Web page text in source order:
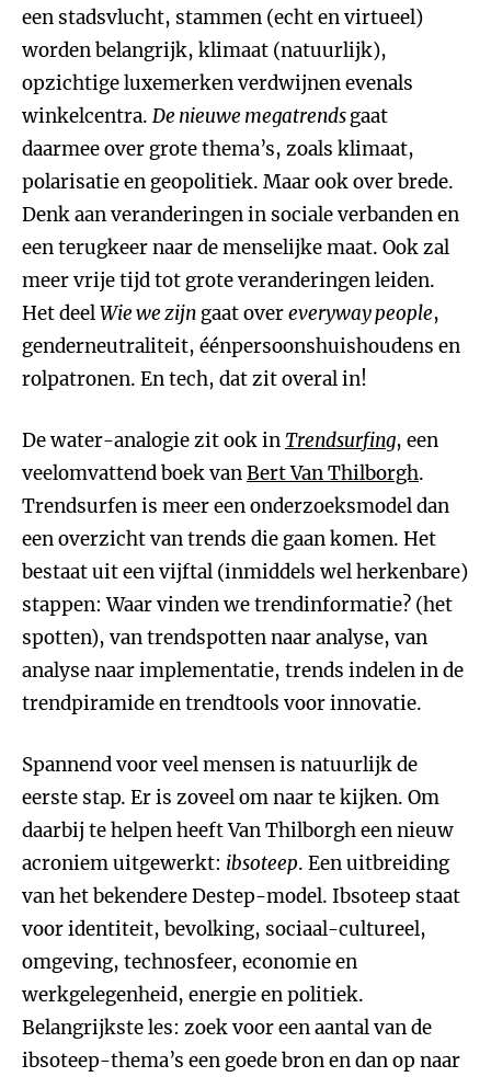
een stadsvlucht, stammen (echt en virtueel)
worden belangrijk, klimaat (natuurlijk),
opzichtige luxemerken verdwijnen evenals
winkelcentra. De nieuwe megatrendsgaat
daarmee over grote thema’s, zoals klimaat,
polarisatie en geopolitiek. Maar ook over brede.
Denk aan veranderingen in sociale verbanden en
een terugkeer naar de menselijke maat. Ook zal
meer vrije tijd tot grote veranderingen leiden.
Het deelWie we zijn gaat overeveryway people,
genderneutraliteit, éénpersoonshuishoudens en
rolpatronen. En tech, dat zit overal in!
De water-analogie zit ook in Trendsurfing, een
veelomvattend boek vanBert Van Thilborgh.
Trendsurfen is meer een onderzoeksmodel dan
een overzicht van trends die gaan komen. Het
bestaat uit een vijftal (inmiddels wel herkenbare)
stappen: Waar vinden we trendinformatie? (het
spotten), van trendspotten naar analyse, van
analyse naar implementatie, trends indelen in de
trendpiramide en trendtools voor innovatie.
Spannend voor veel mensen is natuurlijk de
eerste stap. Er is zoveel om naar te kijken. Om
daarbij te helpen heeft Van Thilborgh een nieuw
acroniem uitgewerkt: ibsoteep. Een uitbreiding
van het bekendere Destep-model. Ibsoteep staat
voor identiteit, bevolking, sociaal-cultureel,
omgeving, technosfeer, economie en
werkgelegenheid, energie en politiek.
Belangrijkste les: zoek voor een aantal van de
ibsoteep-thema’s een goede bron en dan op naar